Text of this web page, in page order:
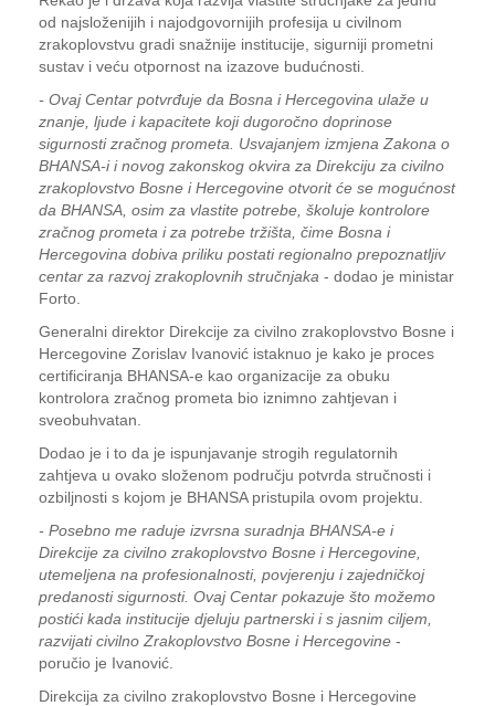
od najsloženijih i najodgovornijih profesija u civilnom
zrakoplovstvu gradi snažnije institucije, sigurniji prometni
sustav i veću otpornost na izazove budućnosti.
- Ovaj Centar potvrđuje da Bosna i Hercegovina ulaže u
znanje, ljude i kapacitete koji dugoročno doprinose
sigurnosti zračnog prometa. Usvajanjem izmjena Zakona o
BHANSA-i i novog zakonskog okvira za Direkciju za civilno
zrakoplovstvo Bosne i Hercegovine otvorit će se mogućnost
da BHANSA, osim za vlastite potrebe, školuje kontrolore
zračnog prometa i za potrebe tržišta, čime Bosna i
Hercegovina dobiva priliku postati regionalno prepoznatljiv
centar za razvoj zrakoplovnih stručnjaka - dodao je ministar
Forto.
Generalni direktor Direkcije za civilno zrakoplovstvo Bosne i
Hercegovine Zorislav Ivanović istaknuo je kako je proces
certificiranja BHANSA-e kao organizacije za obuku
kontrolora zračnog prometa bio iznimno zahtjevan i
sveobuhvatan.
Dodao je i to da je ispunjavanje strogih regulatornih
zahtjeva u ovako složenom području potvrda stručnosti i
ozbiljnosti s kojom je BHANSA pristupila ovom projektu.
- Posebno me raduje izvrsna suradnja BHANSA-e i
Direkcije za civilno zrakoplovstvo Bosne i Hercegovine,
utemeljena na profesionalnosti, povjerenju i zajedničkoj
predanosti sigurnosti. Ovaj Centar pokazuje što možemo
postići kada institucije djeluju partnerski i s jasnim ciljem,
razvijati civilno Zrakoplovstvo Bosne i Hercegovine -
poručio je Ivanović.
Direkcija za civilno zrakoplovstvo Bosne i Hercegovine